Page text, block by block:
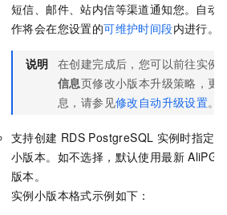
短信、 邮件、站内信等渠道通知您。自动
作将会在您设置的可维护时间段内进行。
说明 在创建完成后，您可以前往实例
信息页修改小版本升级策略，更
息，请参见修改自动升级设置。
支持创建 RDS PostgreSQL 实例时指定
小版本。如不选择，默认使用最新 AliPG
版本。
实例小版本格式示例如下：